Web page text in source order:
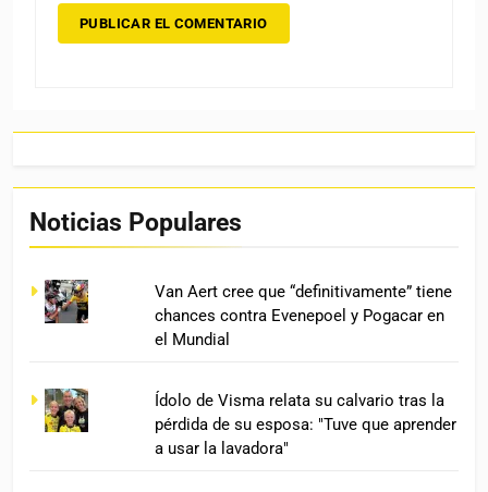
Noticias Populares
Van Aert cree que “definitivamente” tiene
chances contra Evenepoel y Pogacar en
el Mundial
Ídolo de Visma relata su calvario tras la
pérdida de su esposa: "Tuve que aprender
a usar la lavadora"